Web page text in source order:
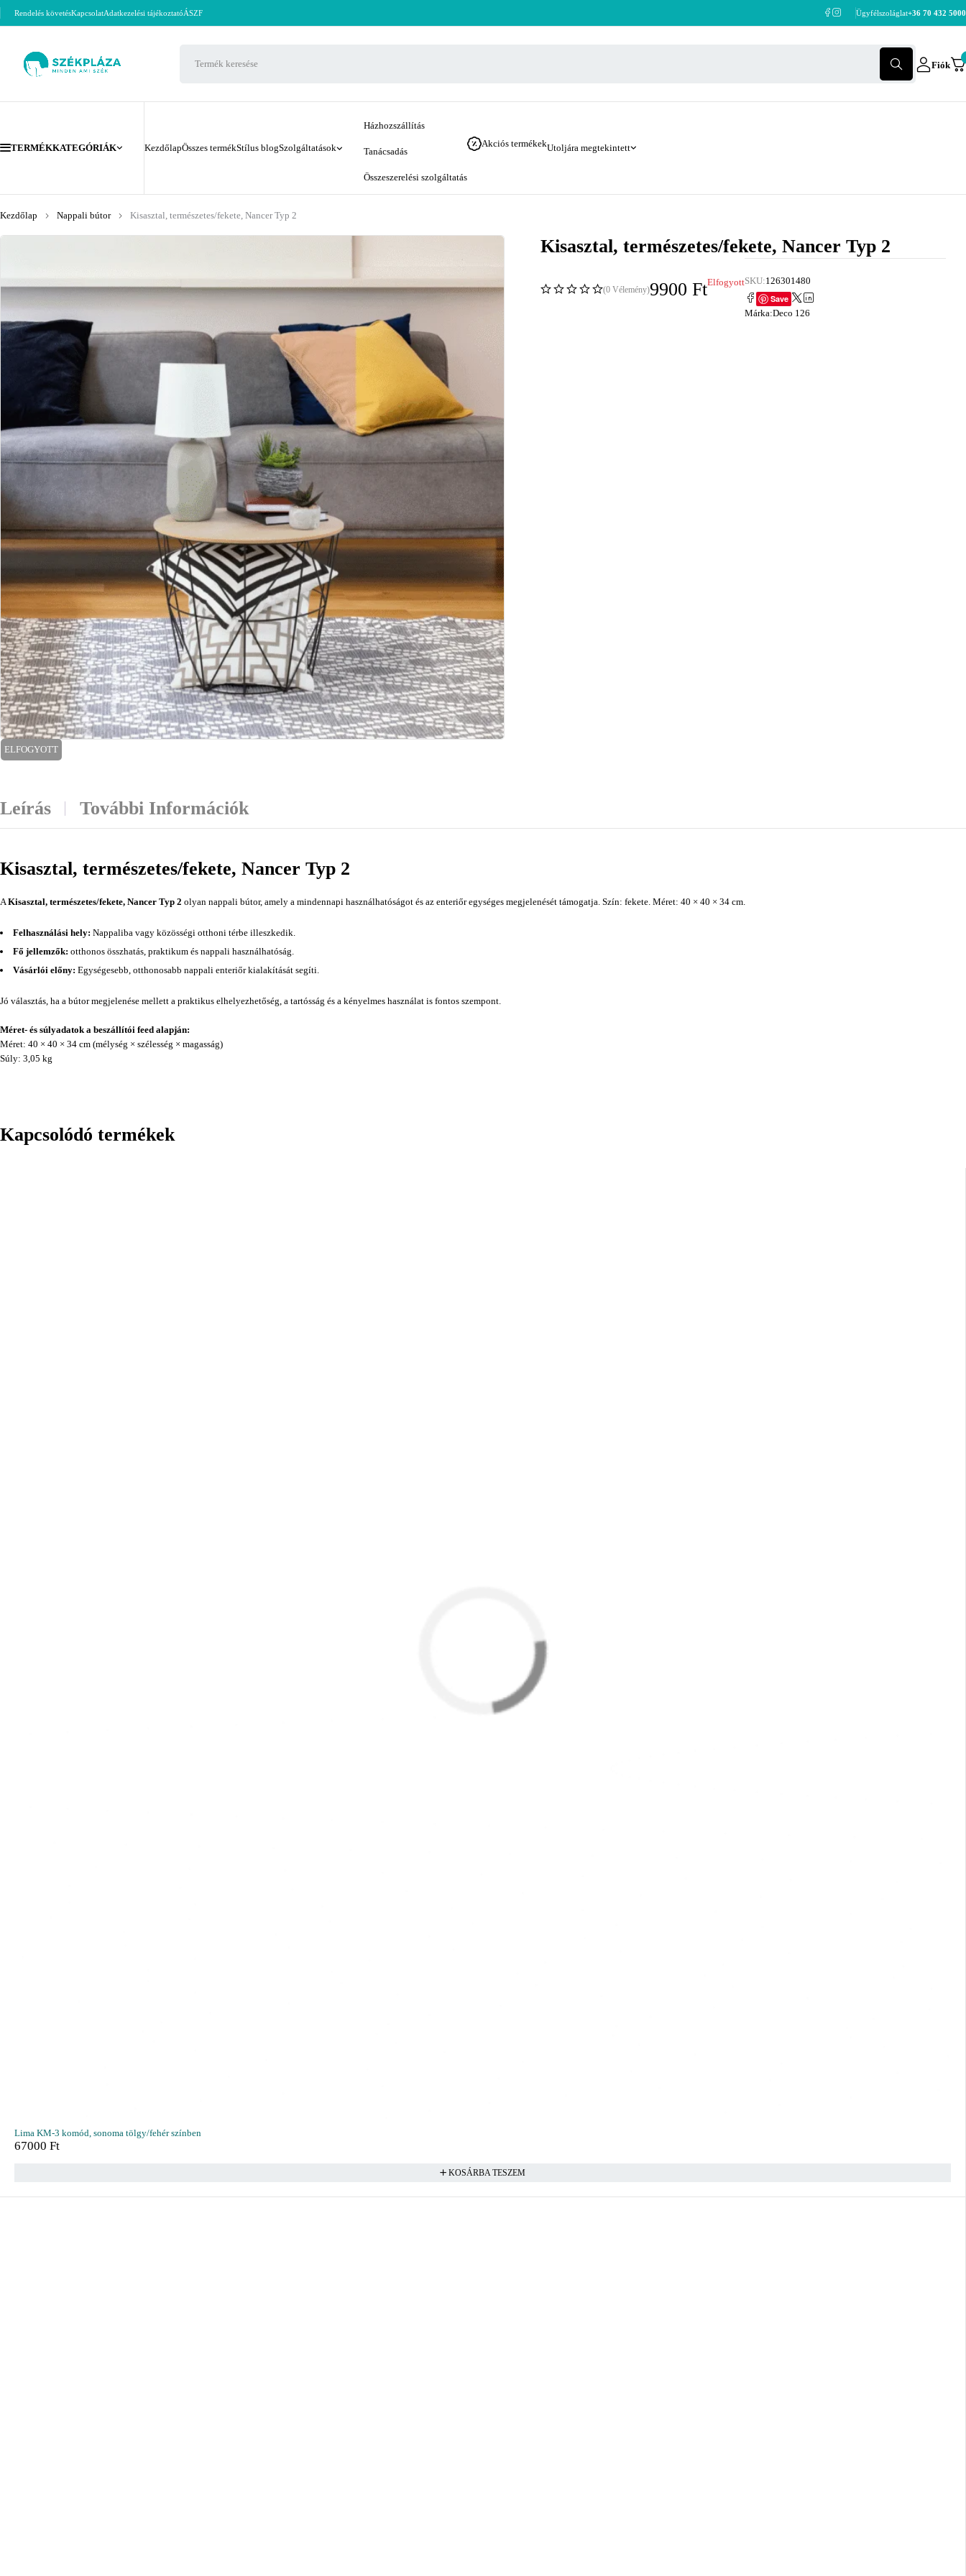
Rendelés követésKapcsolatAdatkezelési tájékoztatóÁSZF Ügyfélszoláglat+36 70 432 5000
Fiók
TERMÉKKATEGÓRIÁK KezdőlapÖsszes termékStílus blogSzolgáltatások
Házhozszállítás
Tanácsadás
Összeszerelési szolgáltatás
Akciós termékekUtoljára megtekintett
Kezdőlap Nappali bútor Kisasztal, természetes/fekete, Nancer Typ 2
ELFOGYOTT
Kisasztal, természetes/fekete, Nancer Typ 2
(0 Vélemény)9900 FtElfogyottSKU:126301480
Save
Márka:Deco 126
Leírás További Információk
Kisasztal, természetes/fekete, Nancer Typ 2
AKisasztal, természetes/fekete, Nancer Typ 2 olyan nappali bútor, amely a mindennapi használhatóságot és az enteriőr egységes megjelenését támogatja. Szín: fekete. Méret: 40 × 40 × 34 cm.
Felhasználási hely: Nappaliba vagy közösségi otthoni térbe illeszkedik.
Fő jellemzők: otthonos összhatás, praktikum és nappali használhatóság.
Vásárlói előny: Egységesebb, otthonosabb nappali enteriőr kialakítását segíti.
Jó választás, ha a bútor megjelenése mellett a praktikus elhelyezhetőség, a tartósság és a kényelmes használat is fontos szempont.
Méret- és súlyadatok a beszállítói feed alapján:
Méret: 40 × 40 × 34 cm (mélység × szélesség × magasság)
Súly: 3,05 kg
Kapcsolódó termékek
Lima KM-3 komód, sonoma tölgy/fehér színben
67000 Ft
KOSÁRBA TESZEM